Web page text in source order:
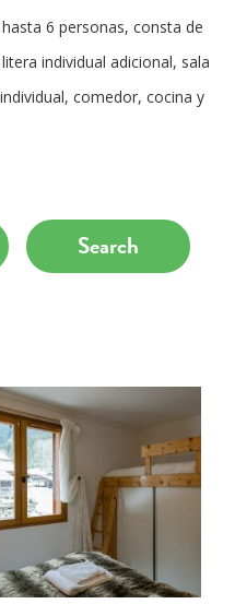
6 personas, consta de
individual adicional, sala
comedor, cocina y
Search